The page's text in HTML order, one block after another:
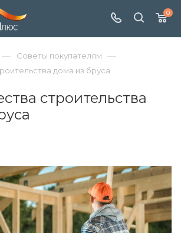
0
— Советы покупателям —
дома из бруса
строительства